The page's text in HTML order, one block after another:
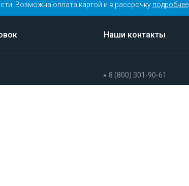
Возможна оплата картой и в рассрочку подробнее
Наши контакты
8 (800) 301-90-61